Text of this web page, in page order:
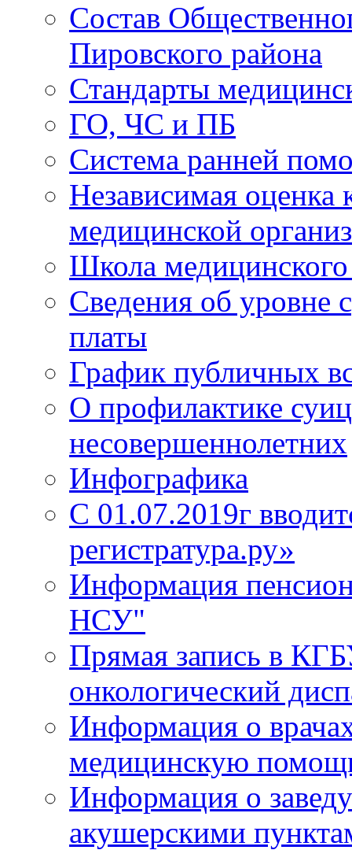
Состав
Пировского района
Стандарты
ГО, ЧС и ПБ
Система ранней
Независимая оценка
медицинской
Школа медицинского
Сведения об уровне
платы
График публичных
О профилактике
несовершеннолетних
Инфографика
С 01.07.2019г
регистратура.ру»
Информация
НСУ"
Прямая запись в
онкологический
Информация о
медицинскую
Информация о
акушерскими